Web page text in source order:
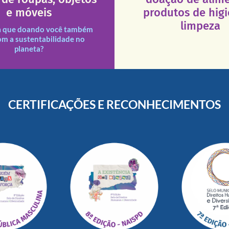
e móveis
que doando você também
a sustentabilidade no
planeta?
doações recebidas são
e divididas entre nossas
assim como outras
necessitadas.
produtos de
limpeza
Esses tipos de produtos
necessários em nossas
que a excelência de nosso
CERTIFICAÇÕES E RECONHECIMENTOS